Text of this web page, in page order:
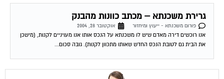
גרירת משכנתא – מכתב כוונות מהבנק
פורום משכנתא - ייעוץ ומיחזור
אוקטובר 28, 2004
אנו רוכשים דירה מאדם שיש לו משכנתא על הנכס אותו אנו מעויניים לקנות, (מישכן
את הבית גם לטובת הנכס החדש שאותו מתכוון לקנות). גובה סכום...